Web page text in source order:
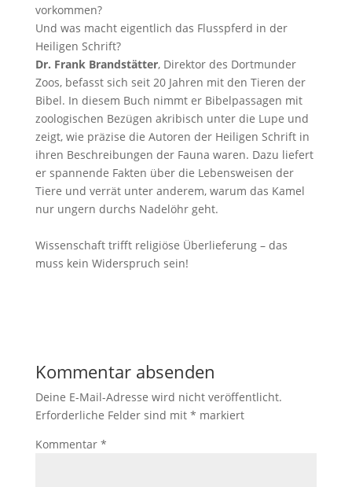
vorkommen?
Und was macht eigentlich das Flusspferd in der
Heiligen Schrift?
Dr. Frank Brandstätter, Direktor des Dortmunder
Zoos, befasst sich seit 20 Jahren mit den Tieren der
Bibel. In diesem Buch nimmt er Bibelpassagen mit
zoologischen Bezügen akribisch unter die Lupe und
zeigt, wie ­präzise die Autoren der Heiligen Schrift in
ihren Beschreibungen der Fauna waren. Dazu liefert
er spannende Fakten über die Lebensweisen der
Tiere und verrät unter anderem, warum das Kamel
nur ungern durchs ­Nadelöhr geht.
Wissenschaft trifft religiöse Überlieferung – das
muss kein Widerspruch sein!
Kommentar absenden
Deine E-Mail-Adresse wird nicht veröffentlicht.
Erforderliche Felder sind mit * markiert
Kommentar *